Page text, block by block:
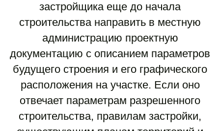
застройщика еще до начала
строительства направить в местную
администрацию проектную
документацию с описанием параметров
будущего строения и его графического
расположения на участке. Если оно
отвечает параметрам разрешенного
строительства, правилам застройки,